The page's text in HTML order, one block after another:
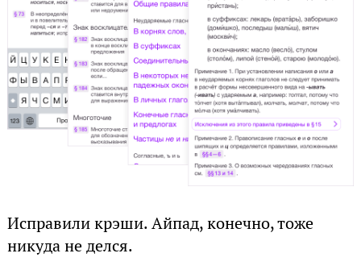
Исправили крэши. Айпад, конечно, тоже
никуда не делся.